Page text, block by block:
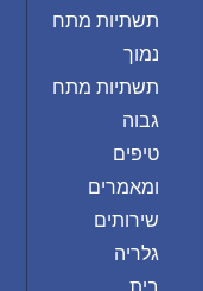
תשתיות מתח
נמוך
תשתיות מתח
גבוה
טיפים
ומאמרים
שירותים
גלריה